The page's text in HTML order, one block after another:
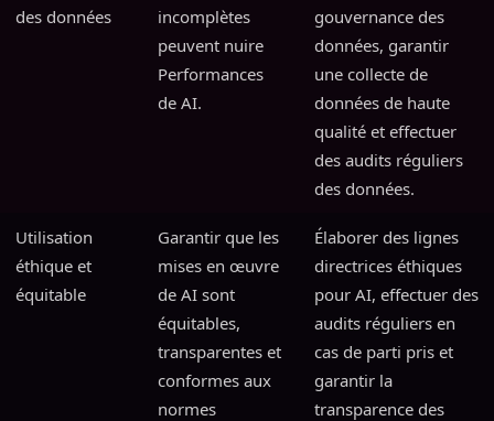
des données
incomplètes
peuvent nuire
Performances
de AI.
gouvernance des
données, garantir
une collecte de
données de haute
qualité et effectuer
des audits réguliers
des données.
Utilisation
éthique et
équitable
Garantir que les
mises en œuvre
de AI sont
équitables,
transparentes et
conformes aux
normes
Élaborer des lignes
directrices éthiques
pour AI, effectuer des
audits réguliers en
cas de parti pris et
garantir la
transparence des